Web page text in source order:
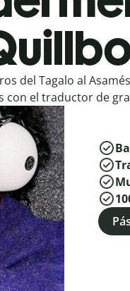
del Tagalo al
con el traductor de